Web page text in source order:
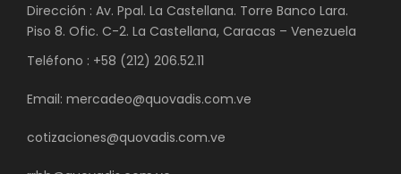
Dirección : Av. Ppal. La Castellana. Torre Banco Lara.
Piso 8. Ofic. C-2. La Castellana, Caracas – Venezuela
Teléfono : +58 (212) 206.52.11
Email: mercadeo@quovadis.com.ve
cotizaciones@quovadis.com.ve